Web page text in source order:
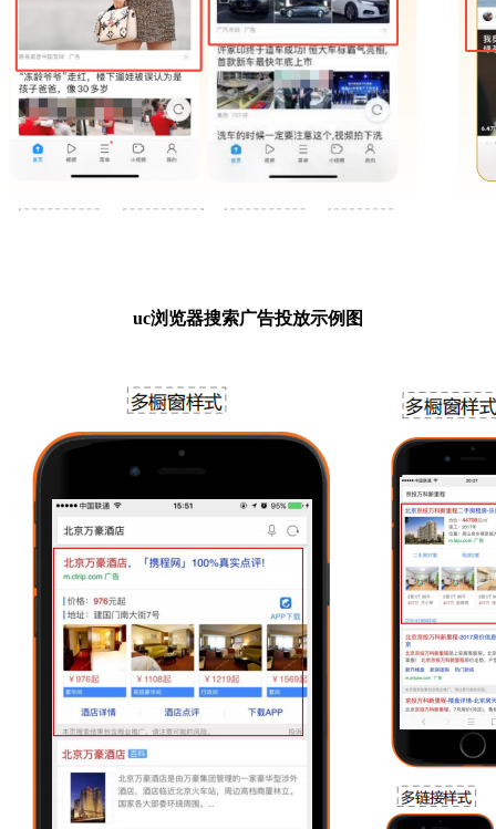
uc浏览器搜索广告投放示例图